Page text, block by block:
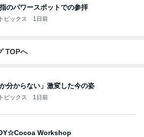
のパワースポットでの参拝
ピックス 1日前
TOPへ
か分からない」激変した今の姿
ピックス 1日前
Workshop